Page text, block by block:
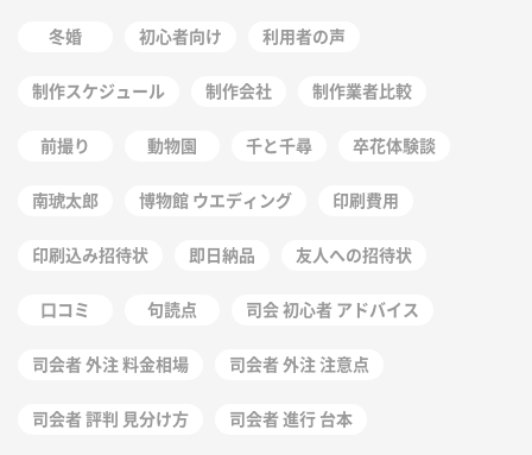
冬婚 初心者向け 利用者の声
制作スケジュール 制作会社 制作業者比較
前撮り 動物園 千と千尋 卒花体験談
南琥太郎 博物館 ウエディング 印刷費用
印刷込み招待状 即日納品 友人への招待状
口コミ 句読点 司会 初心者 アドバイス
司会者 外注 料金相場 司会者 外注 注意点
司会者 評判 見分け方 司会者 進行 台本